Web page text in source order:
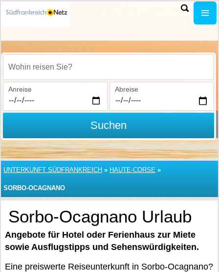
Wohin reisen Sie?
Anreise Abreise
Suchen
UNTERKUNFT SÜDFRANKREICH » HAUTE-CORSE »
SORBO-OCAGNANO
Sorbo-Ocagnano Urlaub
Angebote für Hotel oder Ferienhaus zur Miete
sowie Ausflugstipps und Sehenswürdigkeiten.
Eine preiswerte Reiseunterkunft in Sorbo-Ocagnano?